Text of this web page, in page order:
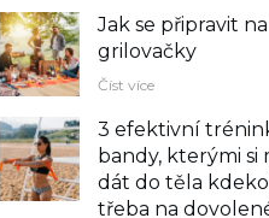
Jak se připravit
grilovačky
Číst více
3 efektivní
bandy, kterými si
dát do těla
třeba na